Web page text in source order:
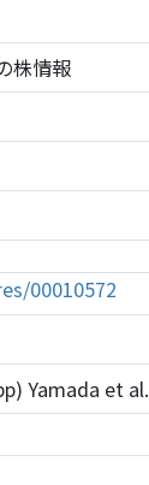
株情報
00010572
Yamada et al.